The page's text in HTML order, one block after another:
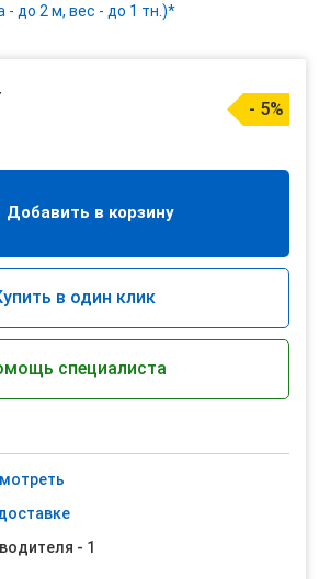
- до 2 м, вес - до 1 тн.)*
- 5%
Добавить в корзину
в один клик
специалиста
- 1